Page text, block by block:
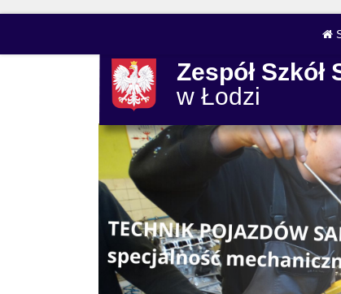
Zespół
w Łodzi